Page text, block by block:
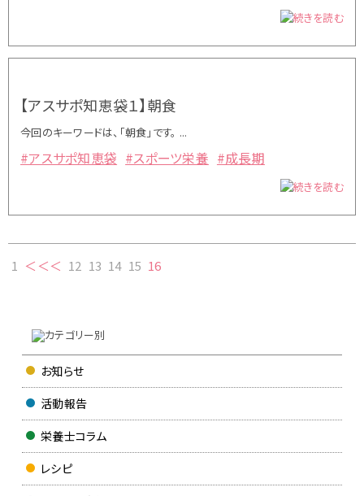
【アスサポ知恵袋１】朝食
今回のキーワードは、「朝食」です。 ...
#アスサポ知恵袋 #スポーツ栄養 #成長期
1 ＜＜＜ 12 13 14 15 16
お知らせ
活動報告
栄養士コラム
レシピ